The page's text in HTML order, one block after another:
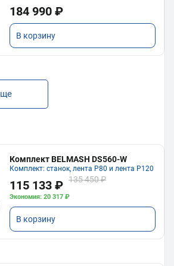
184 990 ₽
В корзину
Комплект BELMASH DS560-W
Комплект: станок, лента P80 и лента P120
115 133 ₽ 135 450 ₽
Экономия: 20 317 ₽
В корзину